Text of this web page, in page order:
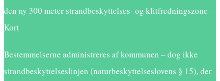
den ny 300 meter strandbeskyttelses- og klitfredningszone –
Kort
Bestemmelserne administreres af kommunen – dog ikke
strandbeskyttelseslinjen (naturbeskyttelseslovens § 15), der